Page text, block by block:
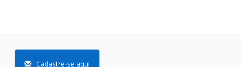
Cadastre-se aqui